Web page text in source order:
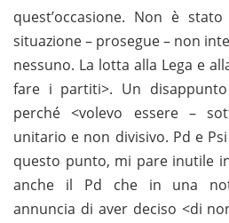
quest’occasione. Non è
situazione – prosegue – non
nessuno. La lotta alla Lega e
fare i partiti>. Un
perché <volevo essere –
unitario e non divisivo. Pd e
questo punto, mi pare inutile
anche il Pd che in una
annuncia di aver deciso <di